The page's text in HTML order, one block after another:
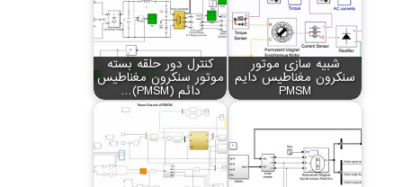
شبیه سازی موتور
سنکرون مغناطیس دایم
PMSM
کنترل دور حلقه بسته
موتور سنکرون مغناطیس
دائم (PMSM)…